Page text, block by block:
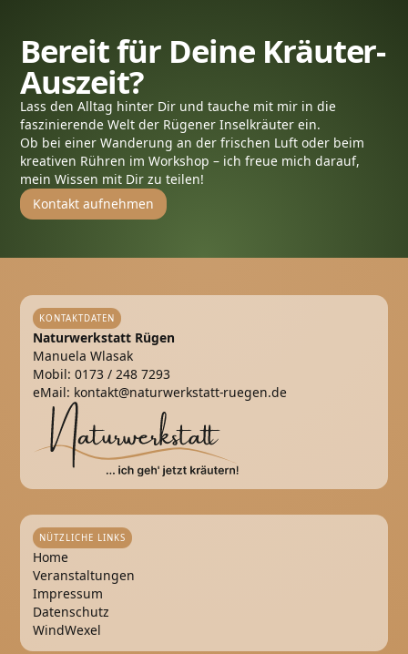
Bereit für Deine Kräuter-
Auszeit?
Lass den Alltag hinter Dir und tauche mit mir in die
faszinierende Welt der Rügener Inselkräuter ein.
Ob bei einer Wanderung an der frischen Luft oder beim
kreativen Rühren im Workshop – ich freue mich darauf,
mein Wissen mit Dir zu teilen!
Kontakt aufnehmen
KONTAKTDATEN
Naturwerkstatt Rügen
Manuela Wlasak
Mobil:0173 / 248 7293
eMail: kontakt@naturwerkstatt-ruegen.de
NÜTZLICHE LINKS
Home
Veranstaltungen
Impressum
Datenschutz
WindWexel